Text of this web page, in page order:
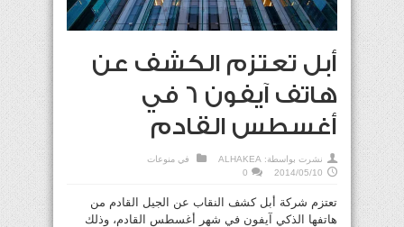
أبل تعتزم الكشف عن
هاتف آيفون 6 في
أغسطس القادم
نشرت بواسطة: ALHAKEA في منوعات
2014/05/10
0
تعتزم شركة أبل كشف النقاب عن الجيل القادم من
هاتفها الذكي آيفون في شهر أغسطس القادم، وذلك